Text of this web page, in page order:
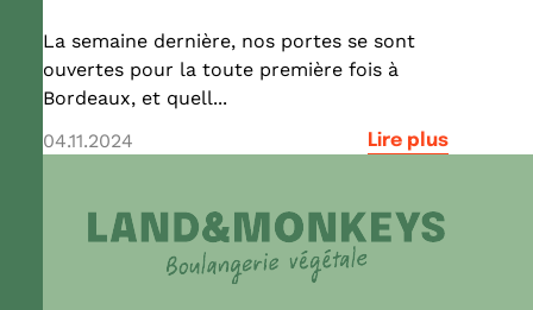
La semaine dernière, nos portes se sont
ouvertes pour la toute première fois à
Bordeaux, et quell...
04.11.2024
Lire plus